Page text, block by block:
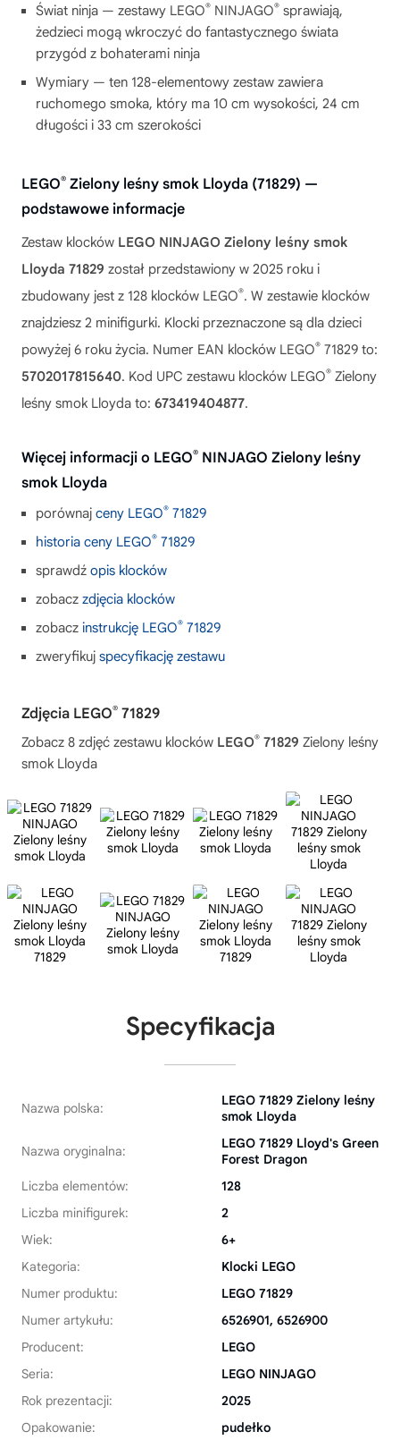
Świat ninja — zestawy LEGO® NINJAGO® sprawiają,
żedzieci mogą wkroczyć do fantastycznego świata
przygód z bohaterami ninja
Wymiary — ten 128-elementowy zestaw zawiera
ruchomego smoka, który ma 10 cm wysokości, 24 cm
długości i 33 cm szerokości
LEGO® Zielony leśny smok Lloyda (71829) —
podstawowe informacje
Zestaw klocków LEGO NINJAGO Zielony leśny smok
Lloyda 71829 został przedstawiony w 2025 roku i
zbudowany jest z 128 klocków LEGO®. W zestawie klocków
znajdziesz 2 minifigurki. Klocki przeznaczone są dla dzieci
powyżej 6 roku życia. Numer EAN klocków LEGO® 71829 to:
5702017815640. Kod UPC zestawu klocków LEGO® Zielony
leśny smok Lloyda to: 673419404877.
Więcej informacji o LEGO® NINJAGO Zielony leśny
smok Lloyda
porównaj ceny LEGO® 71829
historia ceny LEGO® 71829
sprawdź opis klocków
zobacz zdjęcia klocków
zobacz instrukcję LEGO® 71829
zweryfikuj specyfikację zestawu
Zdjęcia LEGO® 71829
Zobacz 8 zdjęć zestawu klocków LEGO® 71829 Zielony leśny
smok Lloyda
Specyfikacja
Nazwa polska:
LEGO 71829 Zielony leśny
smok Lloyda
Nazwa oryginalna:
LEGO 71829 Lloyd's Green
Forest Dragon
Liczba elementów:
128
Liczba minifigurek:
2
Wiek:
6+
Kategoria:
Klocki LEGO
Numer produktu:
LEGO 71829
Numer artykułu:
6526901, 6526900
Producent:
LEGO
Seria:
LEGO NINJAGO
Rok prezentacji:
2025
Opakowanie:
pudełko